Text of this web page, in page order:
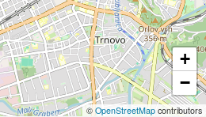
+
−
© OpenStreetMap contributors